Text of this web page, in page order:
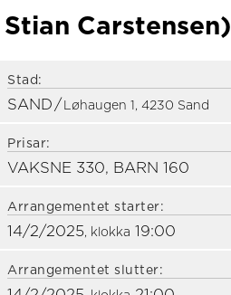
Carstensen)
Stad:
SAND / Løhaugen 1, 4230 Sand
Prisar:
VAKSNE 330, BARN 160
Arrangementet starter:
14/2/2025, klokka 19:00
Arrangementet slutter: